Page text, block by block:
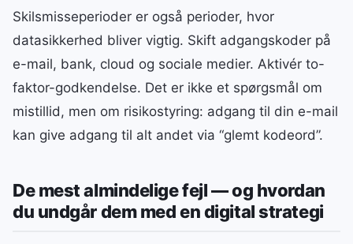
Skilsmisseperioder er også perioder, hvor
datasikkerhed bliver vigtig. Skift adgangskoder på
e-mail, bank, cloud og sociale medier. Aktivér to-
faktor-godkendelse. Det er ikke et spørgsmål om
mistillid, men om risikostyring: adgang til din e-mail
kan give adgang til alt andet via “glemt kodeord”.
De mest almindelige fejl — og hvordan
du undgår dem med en digital strategi